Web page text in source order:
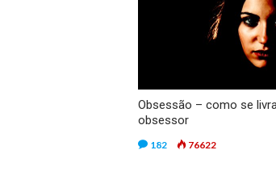
Obsessão – como se
obsessor
182 76622